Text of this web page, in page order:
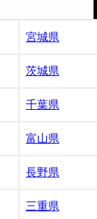
宮城県
茨城県
千葉県
富山県
長野県
三重県